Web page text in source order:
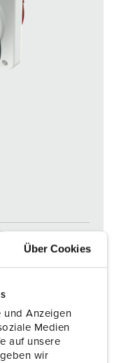
Über Cookies
und Anzeigen
Medien
auf unsere
wir
V
roscado